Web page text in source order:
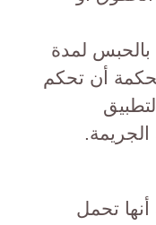
لمدة
للمحكمة أن تحكم
الجريمة.
أنها تحمل